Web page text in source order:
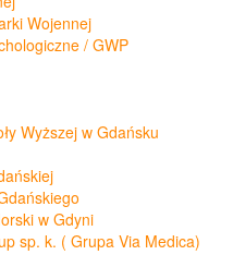
Wojennej
/ GWP
Wyższej w Gdańsku
w Gdyni
sp. k. ( Grupa Via Medica)